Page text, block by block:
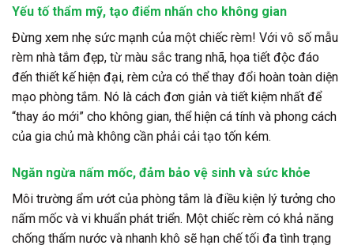
Yếu tố thẩm mỹ, tạo điểm nhấn cho không gian
Đừng xem nhẹ sức mạnh của một chiếc rèm! Với vô số mẫu
rèm nhà tắm đẹp, từ màu sắc trang nhã, họa tiết độc đáo
đến thiết kế hiện đại, rèm cửa có thể thay đổi hoàn toàn diện
mạo phòng tắm. Nó là cách đơn giản và tiết kiệm nhất để
“thay áo mới” cho không gian, thể hiện cá tính và phong cách
của gia chủ mà không cần phải cải tạo tốn kém.
Ngăn ngừa nấm mốc, đảm bảo vệ sinh và sức khỏe
Môi trường ẩm ướt của phòng tắm là điều kiện lý tưởng cho
nấm mốc và vi khuẩn phát triển. Một chiếc rèm có khả năng
chống thấm nước và nhanh khô sẽ hạn chế tối đa tình trạng